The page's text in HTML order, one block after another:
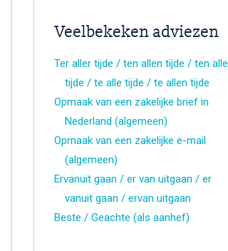
Veelbekeken adviezen
Ter aller tijde / ten allen tijde / ten alle
tijde / te alle tijde / te allen tijde
Opmaak van een zakelijke brief in
Nederland (algemeen)
Opmaak van een zakelijke e-mail
(algemeen)
Ervanuit gaan / er van uitgaan / er
vanuit gaan / ervan uitgaan
Beste / Geachte (als aanhef)